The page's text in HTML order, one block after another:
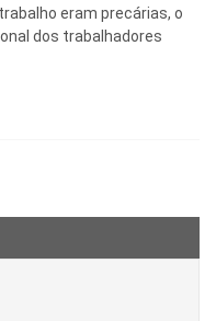
eram precárias, o
dos trabalhadores